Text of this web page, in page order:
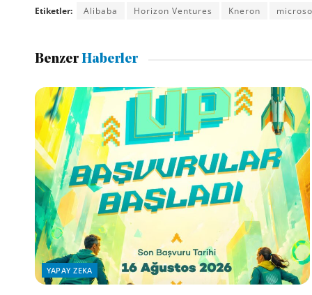
Etiketler: Alibaba Horizon Ventures Kneron
BenzerHaberler
YAPAY ZEKA